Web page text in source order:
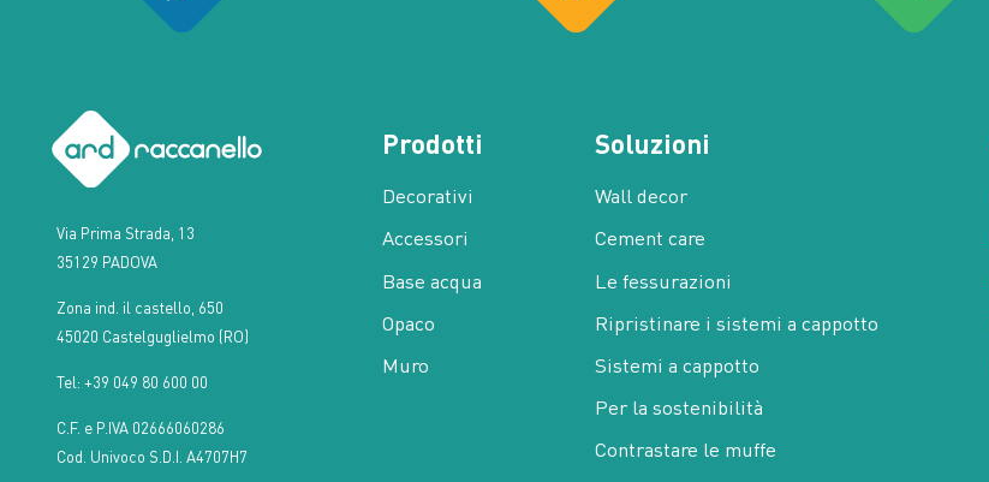
Via Prima Strada, 13
35129 PADOVA
Zona ind. il castello, 650
45020 Castelguglielmo (RO)
Tel: +39 049 80 600 00
C.F. e P.IVA 02666060286
Cod. Univoco S.D.I. A4707H7
Prodotti
Decorativi
Accessori
Base acqua
Opaco
Muro
Soluzioni
Wall decor
Cement care
Le fessurazioni
Ripristinare i sistemi a cappotto
Sistemi a cappotto
Per la sostenibilità
Contrastare le muffe